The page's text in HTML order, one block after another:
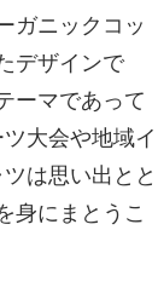
ガニックコッ
デザインで
ーマであって
大会や地域イ
は思い出とと
身にまとうこ